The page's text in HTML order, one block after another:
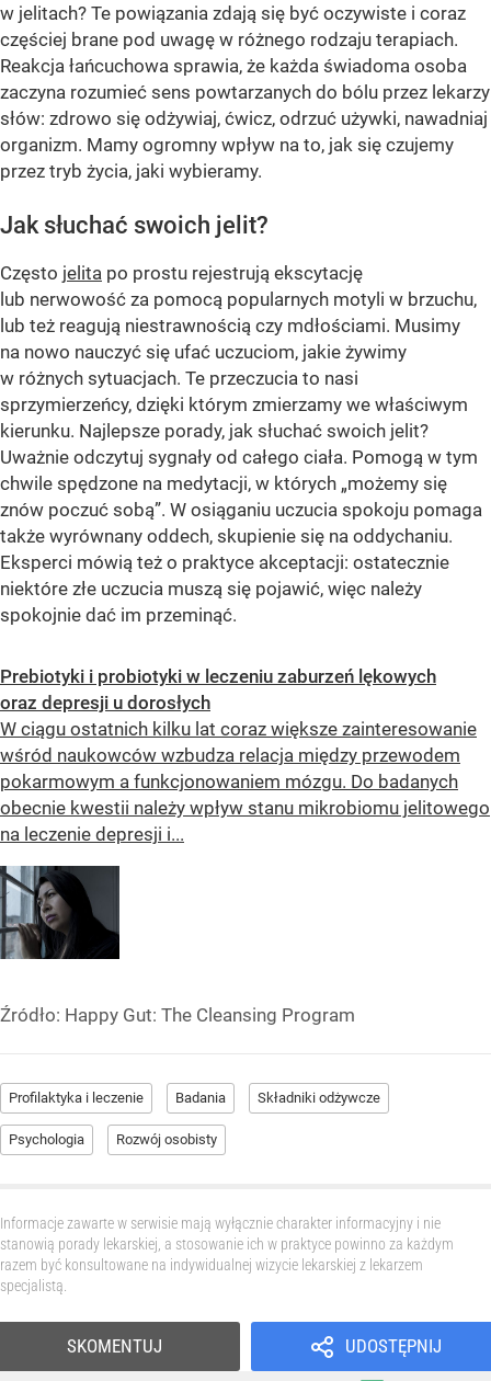
w jelitach? Te powiązania zdają się być oczywiste i coraz
częściej brane pod uwagę w różnego rodzaju terapiach.
Reakcja łańcuchowa sprawia, że każda świadoma osoba
zaczyna rozumieć sens powtarzanych do bólu przez lekarzy
słów: zdrowo się odżywiaj, ćwicz, odrzuć używki, nawadniaj
organizm. Mamy ogromny wpływ na to, jak się czujemy
przez tryb życia, jaki wybieramy.
Jak słuchać swoich jelit?
Często jelita po prostu rejestrują ekscytację
lub nerwowość za pomocą popularnych motyli w brzuchu,
lub też reagują niestrawnością czy mdłościami. Musimy
na nowo nauczyć się ufać uczuciom, jakie żywimy
w różnych sytuacjach. Te przeczucia to nasi
sprzymierzeńcy, dzięki którym zmierzamy we właściwym
kierunku. Najlepsze porady, jak słuchać swoich jelit?
Uważnie odczytuj sygnały od całego ciała. Pomogą w tym
chwile spędzone na medytacji, w których „możemy się
znów poczuć sobą”. W osiąganiu uczucia spokoju pomaga
także wyrównany oddech, skupienie się na oddychaniu.
Eksperci mówią też o praktyce akceptacji: ostatecznie
niektóre złe uczucia muszą się pojawić, więc należy
spokojnie dać im przeminąć.
Prebiotyki i probiotyki w leczeniu zaburzeń lękowych
oraz depresji u dorosłych
W ciągu ostatnich kilku lat coraz większe zainteresowanie
wśród naukowców wzbudza relacja między przewodem
pokarmowym a funkcjonowaniem mózgu. Do badanych
obecnie kwestii należy wpływ stanu mikrobiomu jelitowego
na leczenie depresji i...
Źródło: Happy Gut: The Cleansing Program
Profilaktyka i leczenie Badania Składniki odżywcze
Psychologia Rozwój osobisty
Informacje zawarte w serwisie mają wyłącznie charakter informacyjny i nie
stanowią porady lekarskiej, a stosowanie ich w praktyce powinno za każdym
razem być konsultowane na indywidualnej wizycie lekarskiej z lekarzem
specjalistą.
UDOSTĘPNIJ
SKOMENTUJ